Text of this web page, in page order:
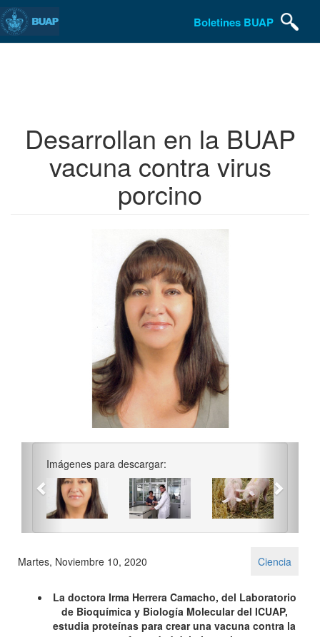
Boletines BUAP
Desarrollan en la BUAP
vacuna contra virus
porcino
Imágenes para descargar:
Martes, Noviembre 10, 2020 Ciencia
La doctora Irma Herrera Camacho, del Laboratorio
de Bioquímica y Biología Molecular del ICUAP,
estudia proteínas para crear una vacuna contra la